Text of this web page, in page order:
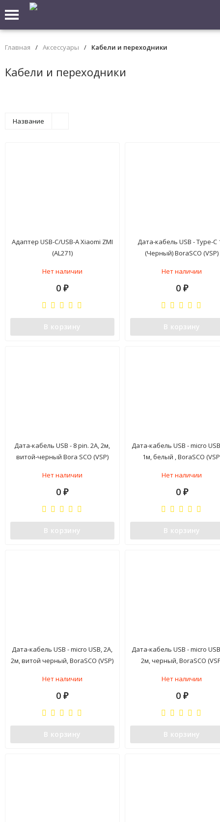
Главная / Аксессуары / Кабели и переходники
Кабели и переходники
Название
Адаптер USB-C/USB-A Xiaomi ZMI
(AL271)
Нет наличии
0₽
В корзину
Дата-кабель USB - Type-C
(Черный) BoraSCO (VSP)
Нет наличии
0 ₽
В корзину
Дата-кабель USB - 8 pin. 2А, 2м,
витой-черный Bora SCO (VSP)
Нет наличии
0₽
В корзину
Дата-кабель USB - micro
1м, белый , BoraSCO
Нет наличии
0 ₽
В корзину
Дата-кабель USB - micro USB, 2А,
2м, витой черный, BoraSCO (VSP)
Нет наличии
0₽
В корзину
Дата-кабель USB - micro
2м, черный, BoraSCO
Нет наличии
0 ₽
В корзину